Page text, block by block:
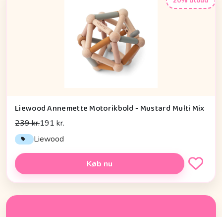
Liewood Annemette Motorikbold - Mustard Multi Mix
239 kr.191 kr.
Liewood
Køb nu